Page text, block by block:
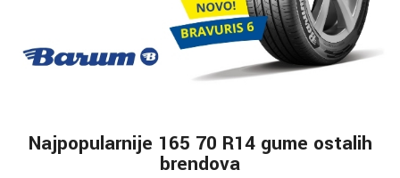
Najpopularnije 165 70 R14 gume ostalih
brendova